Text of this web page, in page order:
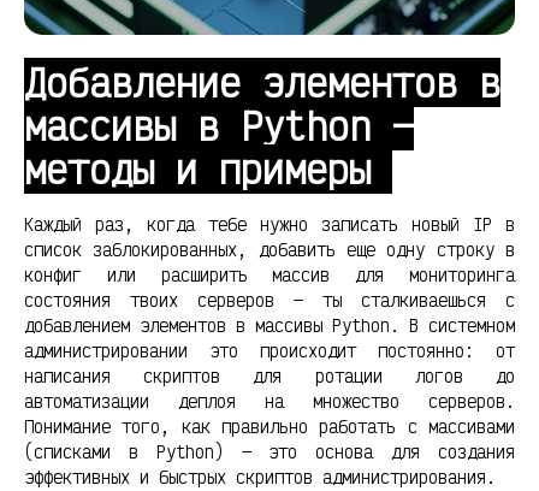
Добавление элементов в
массивы в Python —
методы и примеры
Каждый раз, когда тебе нужно записать новый IP в
список заблокированных, добавить еще одну строку в
конфиг или расширить массив для мониторинга
состояния твоих серверов — ты сталкиваешься с
добавлением элементов в массивы Python. В системном
администрировании это происходит постоянно: от
написания скриптов для ротации логов до
автоматизации деплоя на множество серверов.
Понимание того, как правильно работать с массивами
(списками в Python) — это основа для создания
эффективных и быстрых скриптов администрирования.